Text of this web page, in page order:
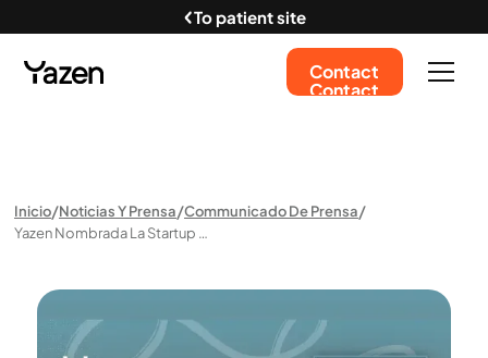
To patient site
Contact
Contact
Inicio Noticias Y Prensa Communicado De Prensa
Yazen Nombrada La Startup De Más Rápido Crecimiento En Nordics & Benel